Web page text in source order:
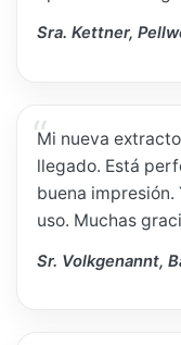
Sra. Kettner,
Mi nueva
llegado. Está
buena impresión.
uso. Muchas
Sr. Volkgenannt,